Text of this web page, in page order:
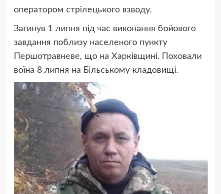
оператором стрілецького взводу.
Загинув 1 липня під час виконання бойового
завдання поблизу населеного пункту
Першотравневе, що на Харківщині. Поховали
воїна 8 липня на Більському кладовищі.